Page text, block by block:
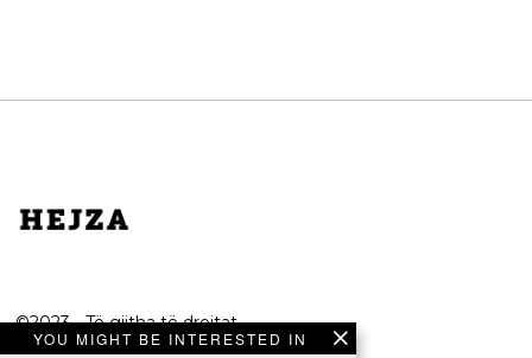
YOU MIGHT BE INTERESTED IN
©2023 - Të gjitha të drejtat
e rezervuara.